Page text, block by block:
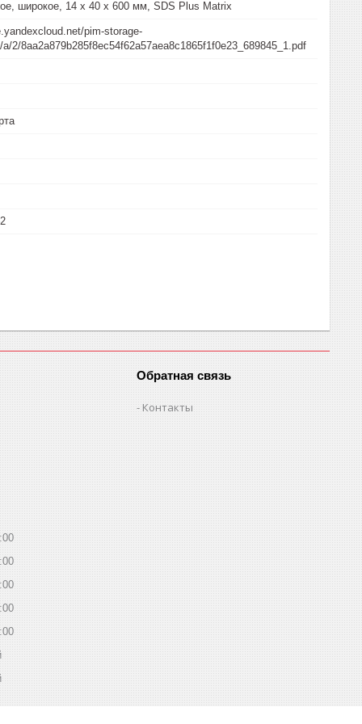
широкое, 14 х 40 х 600 мм, SDS Plus Matrix
pim-storage-
2/8aa2a879b285f8ec54f62a57aea8c1865f1f0e23_689845_1.pdf
Обратная связь
Контакты